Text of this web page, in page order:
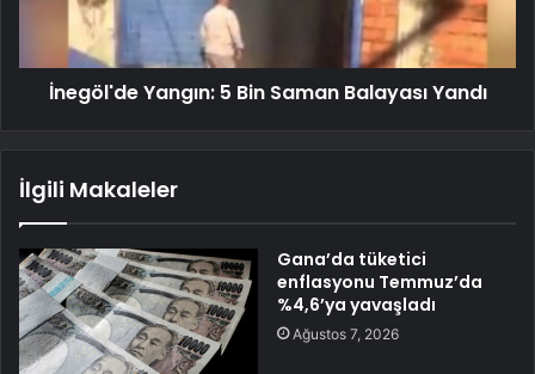
İnegöl'de Yangın: 5 Bin Saman Balayası Yandı
İlgili Makaleler
Gana’da tüketici
enflasyonu Temmuz’da
%4,6’ya yavaşladı
Ağustos 7, 2026